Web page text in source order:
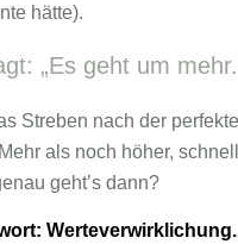
hätte).
„Es geht um
Streben nach der
als noch höher,
geht’s dann?
Werteverwirklichung.